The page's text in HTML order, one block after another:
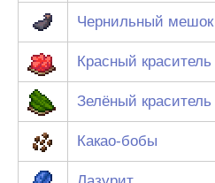
Чернильный мешок
Красный краситель
Зелёный краситель
Какао-бобы